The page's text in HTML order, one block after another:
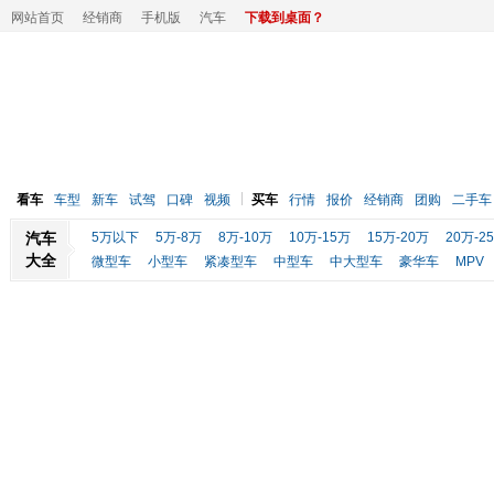
网站首页 经销商 手机版 汽车 下载到桌面？
看车 车型 新车 试驾 口碑 视频 买车 行情 报价 经销商 团购 二手车
汽车
大全
5万以下 5万-8万 8万-10万 10万-15万 15万-20万
20万-
微型车
小型车 紧凑型车 中型车 中大型车 豪华车 MPV